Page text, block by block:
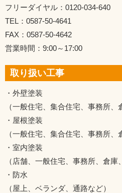
フリーダイヤル：0120-034-640
TEL：0587-50-4641
FAX：0587-50-4642
営業時間：9:00～17:00
取り扱い工事
・外壁塗装
（一般住宅、集合住宅、事務所、
・屋根塗装
（一般住宅、集合住宅、事務所、
・室内塗装
（店舗、一般住宅、事務所、倉庫
・防水
（屋上、ベランダ、通路など）